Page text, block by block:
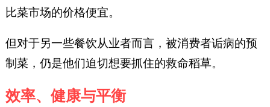
比菜市场的价格便宜。
但对于另一些餐饮从业者而言，被消费者诟病的预
制菜，仍是他们迫切想要抓住的救命稻草。
效率、健康与平衡